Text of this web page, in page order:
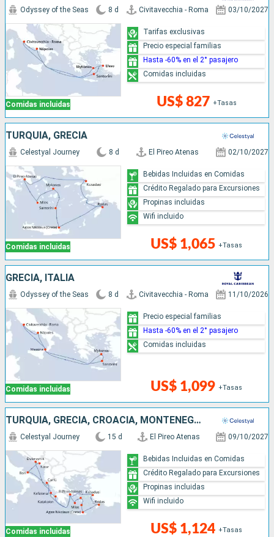
Comidas incluidas
Odyssey of the Seas 8 d Civitavecchia - Roma 03/10/2027
US$ 827 +Tasas
Tarifas exclusivas
Precio especial familias
Hasta -60% en el 2° pasajero
Comidas incluidas
TURQUÍA, GRECIA
Comidas incluidas
Celestyal Journey 8 d El Pireo Atenas 02/10/2027
US$ 1,065 +Tasas
Bebidas Incluidas en Comidas
Crédito Regalado para Excursiones
Propinas incluidas
Wifi incluido
GRECIA, ITALIA
Comidas incluidas
Odyssey of the Seas 8 d Civitavecchia - Roma 11/10/2026
US$ 1,099 +Tasas
Precio especial familias
Hasta -60% en el 2° pasajero
Comidas incluidas
TURQUÍA, GRECIA, CROACIA, MONTENEGRO, ITALIA
Comidas incluidas
Celestyal Journey 15 d El Pireo Atenas 09/10/2027
US$ 1,124 +Tasas
Bebidas Incluidas en Comidas
Crédito Regalado para Excursiones
Propinas incluidas
Wifi incluido